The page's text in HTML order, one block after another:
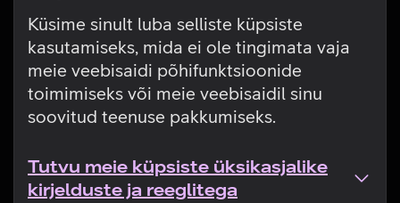
Küsime sinult luba selliste küpsiste
kasutamiseks, mida ei ole tingimata vaja
meie veebisaidi põhifunktsioonide
toimimiseks või meie veebisaidil sinu
soovitud teenuse pakkumiseks.
Tutvu meie küpsiste üksikasjalike
kirjelduste ja reeglitega
Tehniline viga